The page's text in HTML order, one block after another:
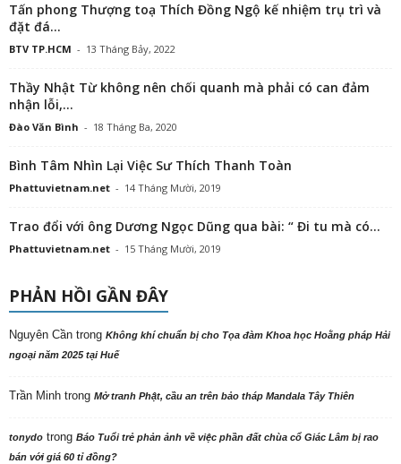
Tấn phong Thượng toạ Thích Đồng Ngộ kế nhiệm trụ trì và
đặt đá...
BTV TP.HCM - 13 Tháng Bảy, 2022
Thầy Nhật Từ không nên chối quanh mà phải có can đảm
nhận lỗi,...
Đào Văn Bình - 18 Tháng Ba, 2020
Bình Tâm Nhìn Lại Việc Sư Thích Thanh Toàn
Phattuvietnam.net - 14 Tháng Mười, 2019
Trao đổi với ông Dương Ngọc Dũng qua bài: “ Đi tu mà có...
Phattuvietnam.net - 15 Tháng Mười, 2019
PHẢN HỒI GẦN ĐÂY
Nguyên Cần trong Không khí chuẩn bị cho Tọa đàm Khoa học Hoằng pháp Hải
ngoại năm 2025 tại Huế
Trần Minh trong Mở tranh Phật, cầu an trên bảo tháp Mandala Tây Thiên
tonydo trong Báo Tuổi trẻ phản ảnh về việc phần đất chùa cổ Giác Lâm bị rao
bán với giá 60 tỉ đồng?